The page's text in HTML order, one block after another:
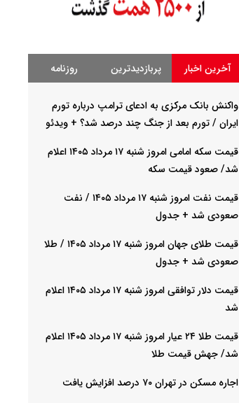
آخرین اخبار پربازدیدترین روزنامه
واکنش بانک مرکزی به ادعای ترامپ درباره تورم
ایران / تورم بعد از جنگ چند درصد شد؟ + ویدئو
قیمت سکه امامی امروز شنبه ۱۷ مرداد ۱۴۰۵ اعلام
شد/ صعود قیمت سکه
قیمت نفت امروز شنبه ۱۷ مرداد ۱۴۰۵ / نفت
صعودی شد + جدول
قیمت طلای جهان امروز شنبه ۱۷ مرداد ۱۴۰۵ / طلا
صعودی شد + جدول
قیمت دلار توافقی امروز شنبه ۱۷ مرداد ۱۴۰۵ اعلام
شد
قیمت طلا ۲۴ عیار امروز شنبه ۱۷ مرداد ۱۴۰۵ اعلام
شد/ جهش قیمت طلا
اجاره مسکن در تهران ۷۰ درصد افزایش یافت